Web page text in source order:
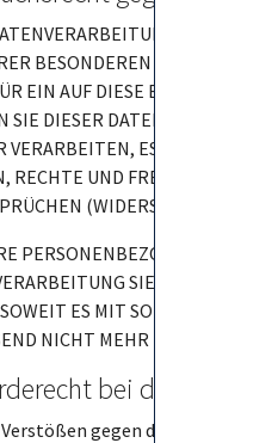
AUF
BESONDEREN SITUATION
EIN AUF DIESE
SIE DIESER
VERARBEITEN, ES SEI DENN,
RECHTE UND FREIHEITEN
(WIDERSPRUCH NACH
PERSONENBEZOGENEN
SIE
ES MIT SOLCHER
NICHT MEHR ZUM ZWECKE
bei der
gegen die DSGVO